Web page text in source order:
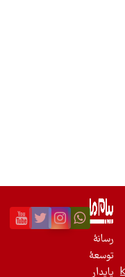
رسانۀ
توسعۀ
پایدار